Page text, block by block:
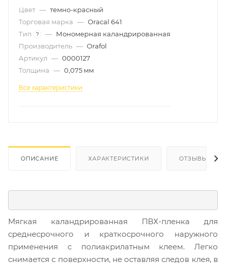
Цвет — темно-красный
Торговая марка — Oracal 641
Тип
? — Мономерная каландрированная
Производитель — Orafol
Артикул — 0000127
Толщина — 0,075 мм
Все характеристики
ОПИСАНИЕ ХАРАКТЕРИСТИКИ ОТЗЫВЫ
Мягкая каландрированная ПВХ-пленка для
среднесрочного и краткосрочного наружного
применения с полиакрилатным клеем. Легко
снимается с поверхности, не оставляя следов клея, в